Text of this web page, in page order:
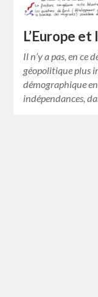
L’Europe
Il n’y a pas, en ce
géopolitique plus
démographique
indépendances,